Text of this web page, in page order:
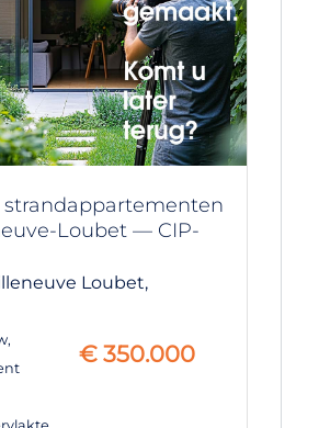
strandappartementen
Loubet — CIP-
Loubet,
,
€ 350.000